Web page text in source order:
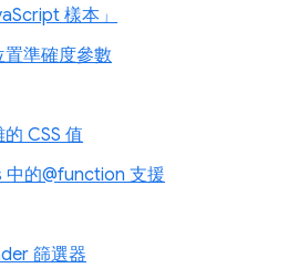
樣本」
準確度參數
CSS 值
中的@function 支援
篩選器